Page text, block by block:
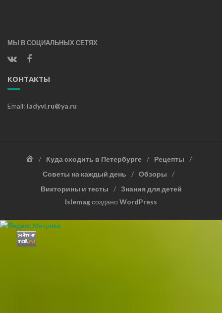
МЫ В СОЦИАЛЬНЫХ СЕТЯХ
КОНТАКТЫ
Email: ladyvi.ru@ya.ru
Главная
Куда сходить в Петербурге
Рецепты
Советы на каждый день
Обзоры
Викторины и тесты
Знания для детей
Islemagсоздано WordPress